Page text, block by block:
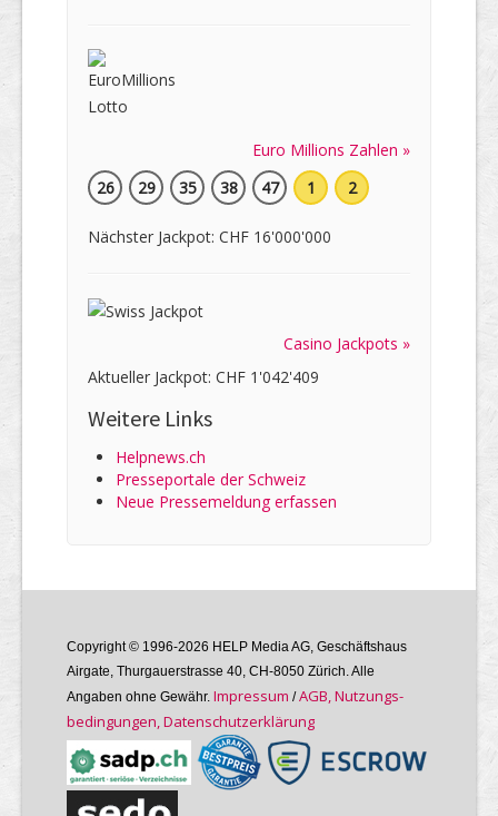
Euro Millions Zahlen »
26
29 35 38 47 1 2
Nächster Jackpot: CHF 16'000'000
Casino Jackpots »
Aktueller Jackpot: CHF 1'042'409
Weitere Links
Helpnews.ch
Presseportale der Schweiz
Neue Pressemeldung erfassen
Copyright © 1996-2026 HELP Media AG, Geschäftshaus
Airgate, Thurgauer­strasse 40, CH-8050 Zürich. Alle
Angaben ohne Gewähr. Im­pres­sum /AGB, Nutzungs­
bedin­gungen, Daten­schutz­er­klärung